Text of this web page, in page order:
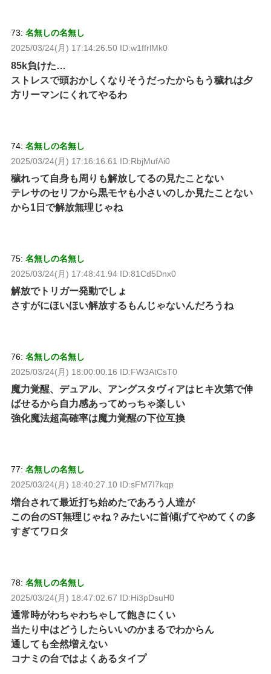
73: 名無しの名無し
2025/03/24(月) 17:14:26.50 ID:w1ffrlMk0
85k負けた…
ストレスで頭おかしくなりそうだったからもう穢れは夕
方リーマンにくれてやるわ
74: 名無しの名無し
2025/03/24(月) 17:16:16.61 ID:RbjMufAi0
穢れって自身も周りも解放してるの見たことない
テレサのセリフから黒モヤも小さいのしか見たことない
から1日で解放無理じゃね
75: 名無しの名無し
2025/03/24(月) 17:48:41.94 ID:81Cd5Dnx0
解放でトリガー発動でしょ
さすがにほいほい解放するもんじゃないんだろうね
76: 名無しの名無し
2025/03/24(月) 18:00:00.16 ID:FW3AtCsT0
魔力覚醒、デュアル、アングスタヴィアはヒキ次第で伸
ばせるから自力感あってめっちゃ楽しい
強化魔法超高確率は魔力覚醒の下位互換
77: 名無しの名無し
2025/03/24(月) 18:40:27.10 ID:sFM7I7kqp
増台されて最近打ち始めたであろう人達が
この台のST無理じゃね？みたいに首傾げてやめてくの多
すぎてワロタ
78: 名無しの名無し
2025/03/24(月) 18:47:02.67 ID:Hi3pDsuH0
通常時がわちゃわちゃして飽きにくい
当たり中はどうしたらいいのかまるでわからん
通しても全然増えない
コナミの台ではよくあるタイプ